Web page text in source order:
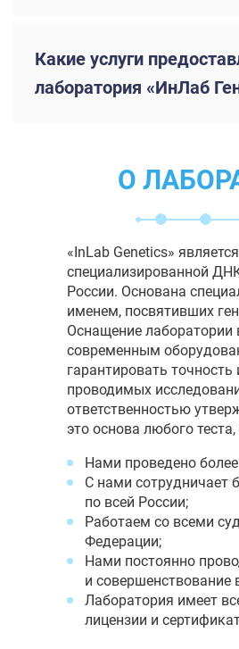
Какие услуги
лаборатория «ИнЛаб
О
«InLab Genetics»
специализированной
России. Основана
именем, посвятивших
Оснащение
современным
гарантировать
проводимых
ответственностью
это основа любого
Нами проведено
С нами сотрудничает
по всей России;
Работаем со всеми
Федерации;
Нами постоянно
и совершенствование
Лаборатория имеет
лицензии и